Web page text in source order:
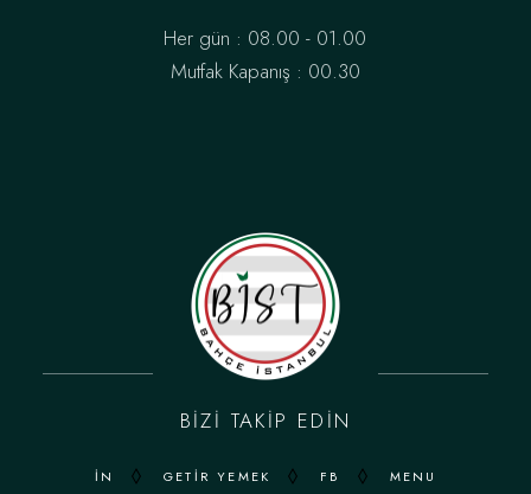
Her gün : 08.00 - 01.00
Mutfak Kapanış : 00.30
BIZI TAKIP EDIN
IN GETIR YEMEK FB MENU